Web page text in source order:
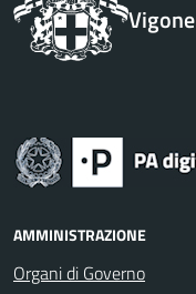
Vigone
AMMINISTRAZIONE
Organi di Governo